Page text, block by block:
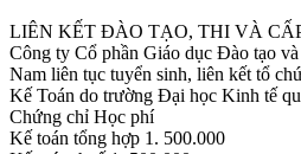
LIÊN KẾT ĐÀO TẠO, THI VÀ
Công ty Cổ phần Giáo dục Đào tạo
Nam liên tục tuyển sinh, liên kết tổ
Kế Toán do trường Đại học Kinh tế
Chứng chỉ Học phí
Kế toán tổng hợp 1. 500.000